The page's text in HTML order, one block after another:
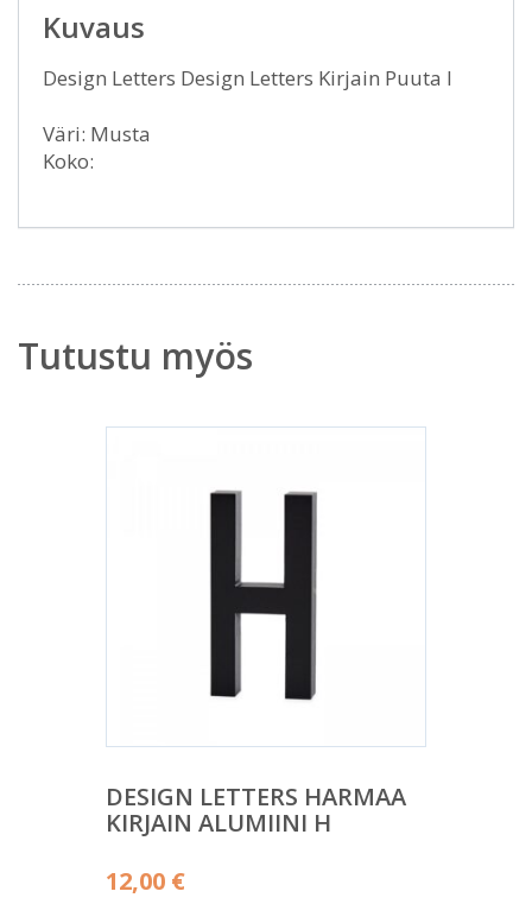
Kuvaus
Design Letters Design Letters Kirjain Puuta I
Väri: Musta
Koko:
Tutustu myös
DESIGN LETTERS HARMAA
KIRJAIN ALUMIINI H
12,00 €